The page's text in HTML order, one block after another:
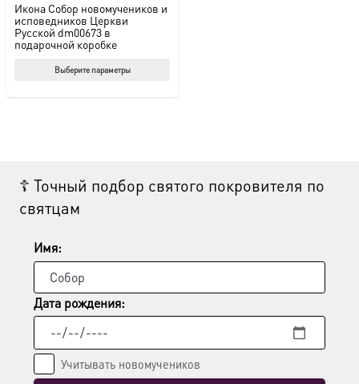
Икона Собор новомучеников и
исповедников Церкви
Русской dm00673 в
подарочной коробке
Выберите параметры
можно
товара.
☦ Точный подбор святого покровителя по
святцам
Имя:
Дата рождения:
Учитывать новомучеников